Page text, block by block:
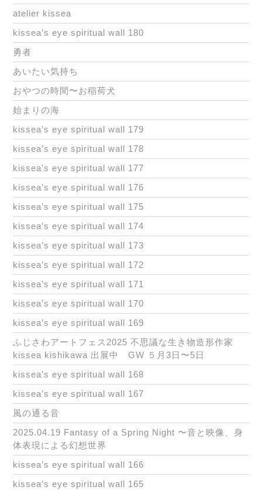
atelier kissea
kissea’s eye spiritual wall 180
勇者
あいたい気持ち
おやつの時間〜お稲荷犬
始まりの海
kissea’s eye spiritual wall 179
kissea’s eye spiritual wall 178
kissea’s eye spiritual wall 177
kissea’s eye spiritual wall 176
kissea’s eye spiritual wall 175
kissea’s eye spiritual wall 174
kissea’s eye spiritual wall 173
kissea’s eye spiritual wall 172
kissea’s eye spiritual wall 171
kissea’s eye spiritual wall 170
kissea’s eye spiritual wall 169
ふじさわアートフェス2025 不思議な生き物造形作家
kissea kishikawa 出展中 GW ５月3日〜5日
kissea’s eye spiritual wall 168
kissea’s eye spiritual wall 167
風の通る音
2025.04.19 Fantasy of a Spring Night 〜音と映像、身
体表現による幻想世界
kissea’s eye spiritual wall 166
kissea’s eye spiritual wall 165